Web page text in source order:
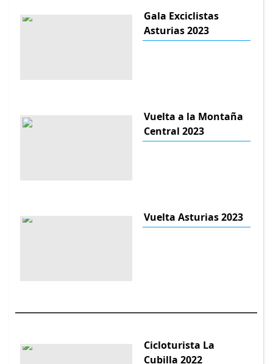
Gala Exciclistas
Asturias 2023
Vuelta a la Montaña
Central 2023
Vuelta Asturias 2023
Cicloturista La
Cubilla 2022